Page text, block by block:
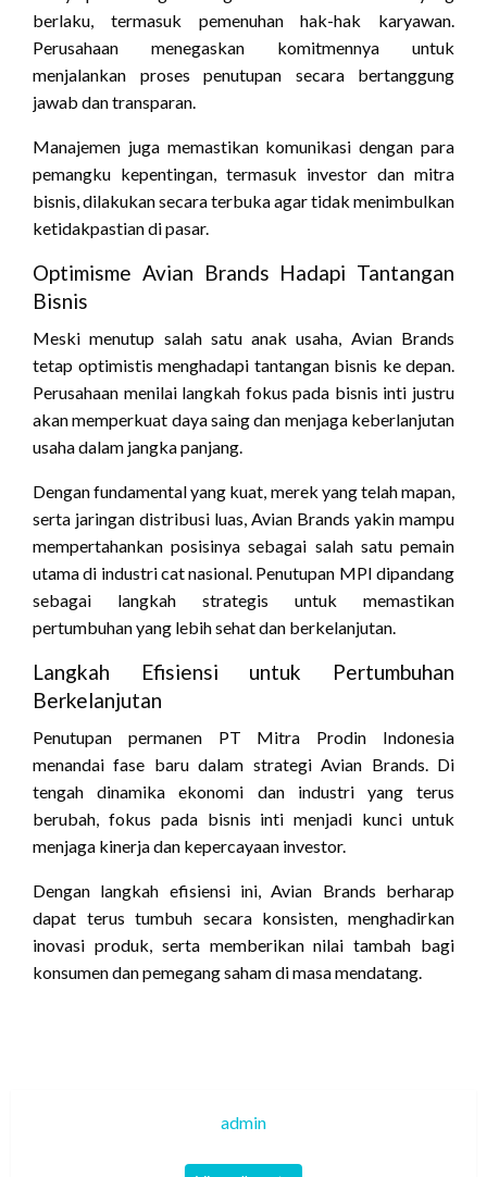
berlaku, termasuk pemenuhan hak-hak karyawan.
Perusahaan menegaskan komitmennya untuk
menjalankan proses penutupan secara bertanggung
jawab dan transparan.
Manajemen juga memastikan komunikasi dengan para
pemangku kepentingan, termasuk investor dan mitra
bisnis, dilakukan secara terbuka agar tidak menimbulkan
ketidakpastian di pasar.
Optimisme Avian Brands Hadapi Tantangan
Bisnis
Meski menutup salah satu anak usaha, Avian Brands
tetap optimistis menghadapi tantangan bisnis ke depan.
Perusahaan menilai langkah fokus pada bisnis inti justru
akan memperkuat daya saing dan menjaga keberlanjutan
usaha dalam jangka panjang.
Dengan fundamental yang kuat, merek yang telah mapan,
serta jaringan distribusi luas, Avian Brands yakin mampu
mempertahankan posisinya sebagai salah satu pemain
utama di industri cat nasional. Penutupan MPI dipandang
sebagai langkah strategis untuk memastikan
pertumbuhan yang lebih sehat dan berkelanjutan.
Langkah Efisiensi untuk Pertumbuhan
Berkelanjutan
Penutupan permanen PT Mitra Prodin Indonesia
menandai fase baru dalam strategi Avian Brands. Di
tengah dinamika ekonomi dan industri yang terus
berubah, fokus pada bisnis inti menjadi kunci untuk
menjaga kinerja dan kepercayaan investor.
Dengan langkah efisiensi ini, Avian Brands berharap
dapat terus tumbuh secara konsisten, menghadirkan
inovasi produk, serta memberikan nilai tambah bagi
konsumen dan pemegang saham di masa mendatang.
admin